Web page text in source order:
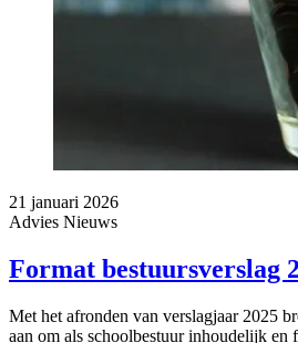
21 januari 2026
Advies Nieuws
Format bestuursverslag
Met het afronden van verslagjaar 2025
aan om als schoolbestuur inhoudelijk en